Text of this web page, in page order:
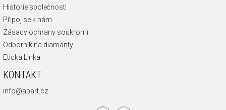
Historie společnosti
Připoj se k nám
Zásady ochrany soukromí
Odborník na diamanty
Etická Linka
KONTAKT
info@apart.cz